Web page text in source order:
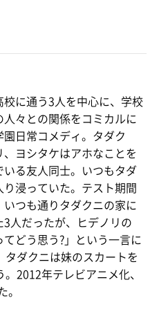
校に通う3人を中心に、学校
人々との関係をコミカルに
日常コメディ。タダク
ヨシタケはアホなことを
いる友人同士。いつもタダ
り浸っていた。テスト期間
いつも通りタダクニの家に
人だったが、ヒデノリの
てどう思う?」という一言に
ダクニは妹のスカートを
2012年テレビアニメ化、